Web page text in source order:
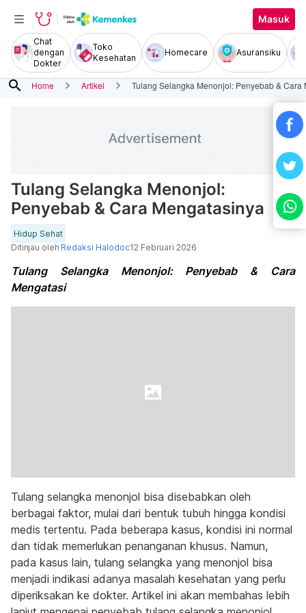
Masuk
Chat
dengan
Dokter
Toko
Kesehatan
Homecare Asuransiku
search Home Artikel Tulang Selangka Menonjol: Penyebab & Cara
Tulang Selangka Menonjol:
Penyebab & Cara Mengatasinya
Hidup Sehat
Ditinjau oleh Redaksi Halodoc12 Februari 2026
Tulang Selangka Menonjol: Penyebab & Cara
Mengatasi
Tulang selangka menonjol bisa disebabkan oleh
berbagai faktor, mulai dari bentuk tubuh hingga kondisi
medis tertentu. Pada beberapa kasus, kondisi ini normal
dan tidak memerlukan penanganan khusus. Namun,
pada kasus lain, tulang selangka yang menonjol bisa
menjadi indikasi adanya masalah kesehatan yang perlu
diperiksakan ke dokter. Artikel ini akan membahas lebih